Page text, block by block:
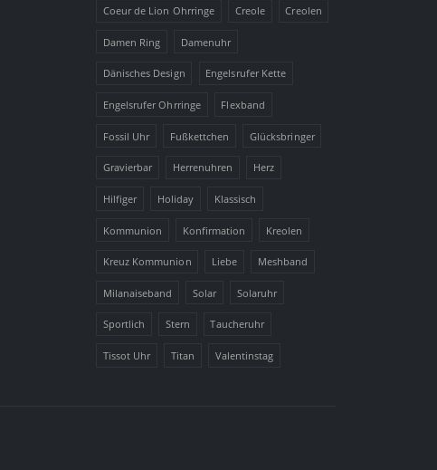
Coeur de Lion Ohrringe Creole Creolen
Damen Ring Damenuhr
Dänisches Design Engelsrufer Kette
Engelsrufer Ohrringe Flexband
Fossil Uhr Fußkettchen Glücksbringer
Gravierbar Herrenuhren Herz
Hilfiger Holiday Klassisch
Kommunion Konfirmation Kreolen
Kreuz Kommunion Liebe Meshband
Milanaiseband Solar Solaruhr
Sportlich Stern Taucheruhr
Tissot Uhr Titan Valentinstag